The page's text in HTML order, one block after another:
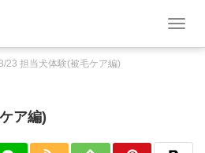
T
23 担当犬体験(被毛ケア編)
ア編)